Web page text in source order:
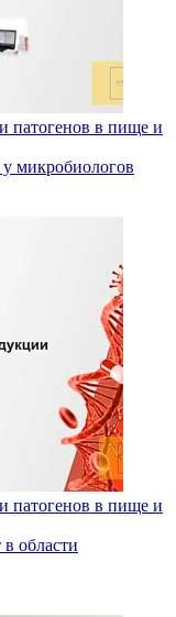
патогенов в пище и
микробиологов
патогенов в пище и
области